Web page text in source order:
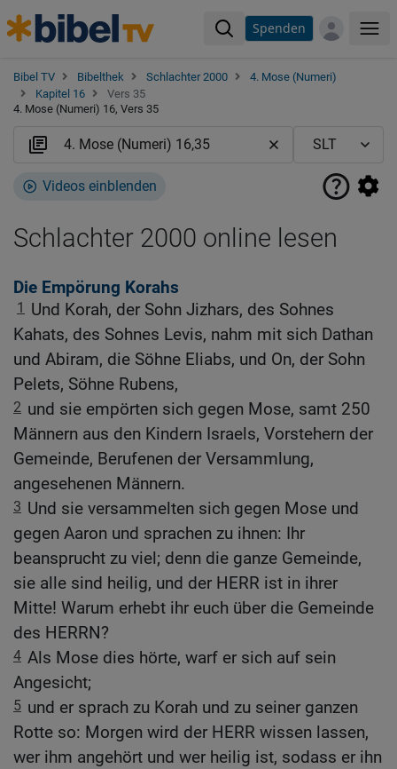
Spenden
Bibel TV Bibelthek Schlachter 2000
4. Mose (Numeri)
Kapitel 16
Vers 35
4. Mose (Numeri) 16, Vers 35
Videos einblenden
Schlachter 2000 online lesen
Die Empörung Korahs
1
Und Korah, der Sohn Jizhars, des Sohnes
Kahats, des Sohnes Levis, nahm mit sich Dathan
und Abiram, die Söhne Eliabs, und On, der Sohn
Pelets, Söhne Rubens,
2 und sie empörten sich gegen Mose, samt 250
Männern aus den Kindern Israels, Vorstehern der
Gemeinde, Berufenen der Versammlung,
angesehenen Männern.
3 Und sie versammelten sich gegen Mose und
gegen Aaron und sprachen zu ihnen: Ihr
beansprucht zu viel; denn die ganze Gemeinde,
sie alle sind heilig, und der HERR ist in ihrer
Mitte! Warum erhebt ihr euch über die Gemeinde
des HERRN?
4 Als Mose dies hörte, warf er sich auf sein
Angesicht;
5 und er sprach zu Korah und zu seiner ganzen
Rotte so: Morgen wird der HERR wissen lassen,
wer ihm angehört und wer heilig ist, sodass er ihn